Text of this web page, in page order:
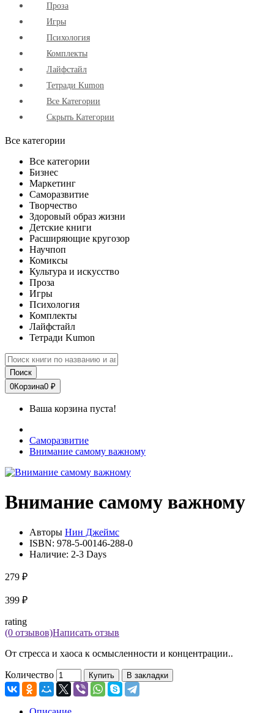
Проза
Игры
Психология
Комплекты
Лайфстайл
Тетради Kumon
Все Категории
Скрыть Категории
Все категории
Все категории
Бизнес
Маркетинг
Саморазвитие
Творчество
Здоровый образ жизни
Детские книги
Расширяющие кругозор
Научпоп
Комиксы
Культура и искусство
Проза
Игры
Психология
Комплекты
Лайфстайл
Тетради Kumon
Поиск
0Корзина0 ₽
Ваша корзина пуста!
Саморазвитие
Внимание самому важному
Внимание самому важному
Авторы Нин Джеймс
ISBN: 978-5-00146-288-0
Наличие: 2-3 Days
279 ₽
399 ₽
rating
(0 отзывов)Написать отзыв
От стресса и хаоса к осмысленности и концентрации..
Количество Купить В закладки